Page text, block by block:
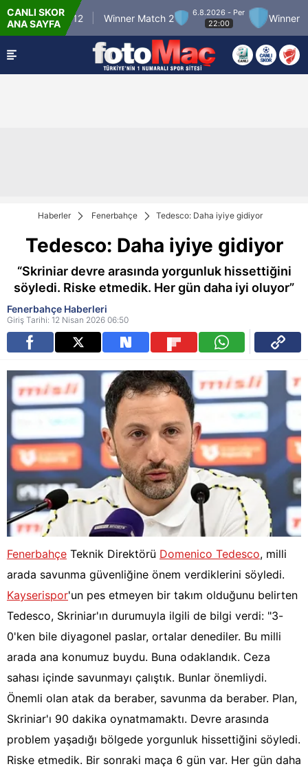
CANLI SKOR
ANA SAYFA
Match 12 Winner Match 2
6.8.2026 - Per
22:00
Winner
Haberler Fenerbahçe Tedesco: Daha iyiye gidiyor
Tedesco: Daha iyiye gidiyor
“Skriniar devre arasında yorgunluk hissettiğini
söyledi. Riske etmedik. Her gün daha iyi oluyor”
Fenerbahçe Haberleri
Giriş Tarihi: 12 Nisan 2026 06:50
Fenerbahçe Teknik Direktörü Domenico Tedesco, milli
arada savunma güvenliğine önem verdiklerini söyledi.
Kayserispor'un pes etmeyen bir takım olduğunu belirten
Tedesco, Skriniar'ın durumuyla ilgili de bilgi verdi: "3-
0'ken bile diyagonel paslar, ortalar denediler. Bu milli
arada ana konumuz buydu. Buna odaklandık. Ceza
sahası içinde savunmayı çalıştık. Bunlar önemliydi.
Önemli olan atak da beraber, savunma da beraber. Plan,
Skriniar'ı 90 dakika oynatmamaktı. Devre arasında
problem yaşadığı bölgede yorgunluk hissettiğini söyledi.
Riske etmedik. Bir sonraki maça 6 gün var. Her gün daha